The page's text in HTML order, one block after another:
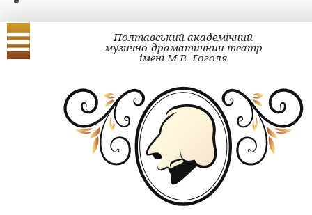
Полтавський академічний
музично-драматичний театр
імені М.В. Гоголя
Проект